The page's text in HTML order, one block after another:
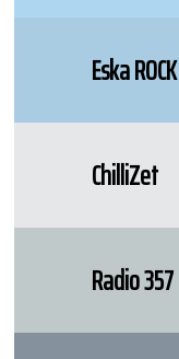
Eska ROCK
ChilliZet
Radio 357